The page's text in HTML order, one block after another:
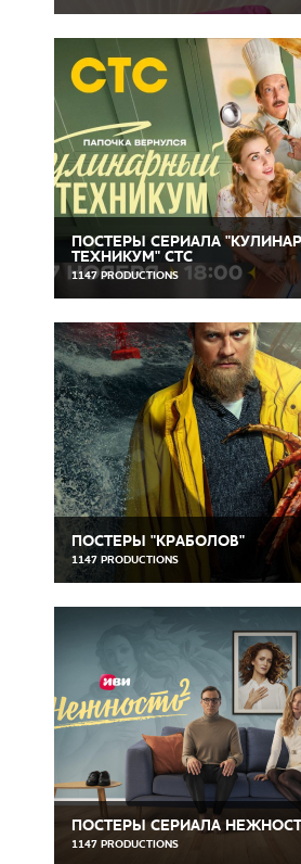
ПОСТЕРЫ СЕРИАЛА
ТЕХНИКУМ" СТС
1147 PRODUCTIONS
ПОСТЕРЫ "КРАБОЛОВ"
1147 PRODUCTIONS
ПОСТЕРЫ СЕРИАЛА
1147 PRODUCTIONS